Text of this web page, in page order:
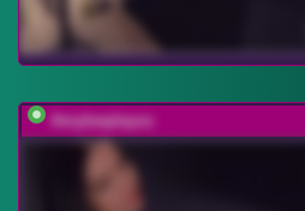
Amyleeplayss